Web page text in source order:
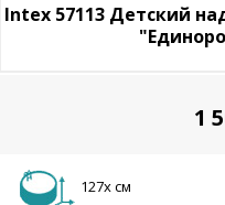
Intex 57113 Детский
1
127х см